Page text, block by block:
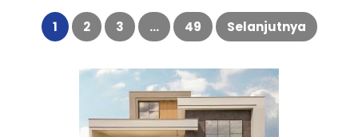
Paginasi
pos
1 2 3 … 49 Selanjutnya